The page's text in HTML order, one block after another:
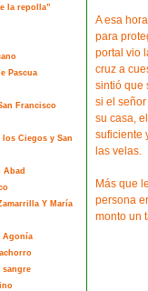
la repolla”
Pascua
Francisco
los Ciegos y San
Abad
Y María
Agonía
sangre
A esa
para
portal vio
cruz a
sintió que
si el
su casa,
suficiente
las velas.
Más que
persona
monto un